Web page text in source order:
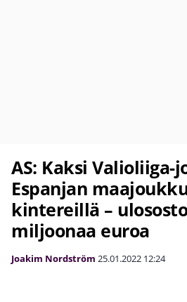
AS: Kaksi
Espanjan
kintereillä –
miljoonaa euroa
Joakim Nordström 25.01.2022 12:24